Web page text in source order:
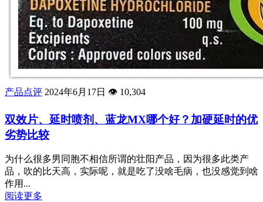
产品点评 2024年6月17日 👁️ 10,304
双效片、延时喷剂、蓝龙MX哪个好？加硬延时的优
劣势比较
为什么很多男同胞不相信所谓的壮阳产品，因为很多此类产
品，吹的比天高，实际呢，就是吃了没啥毛病，也没感觉到啥
作用...
阅读更多